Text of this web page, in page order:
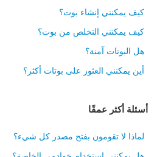
كيف يمكنني إنشاء بوت؟
كيف يمكنني التخلص من بوت؟
هل البوتات آمنة؟
أين يمكنني العثور على بوتات أكثر؟
أسئلة أكثر عمقًا
لماذا لا تقومون بفتح مصدر كل شيء؟